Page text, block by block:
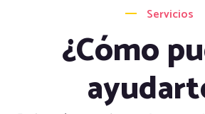
Servicios
¿Cómo